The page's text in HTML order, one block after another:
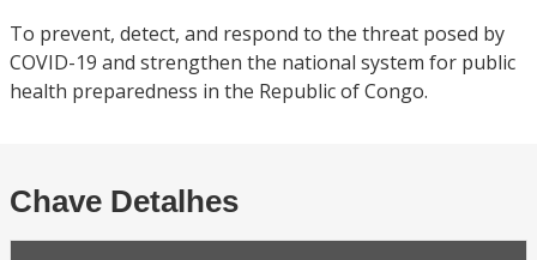
To prevent, detect, and respond to the threat posed by
COVID-19 and strengthen the national system for public
health preparedness in the Republic of Congo.
Chave Detalhes